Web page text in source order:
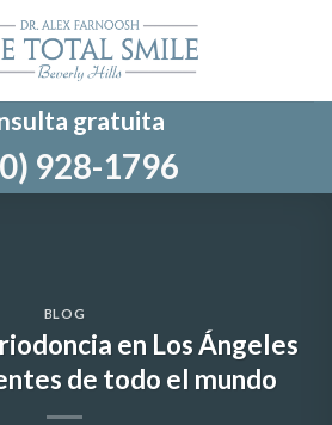
gratuita
928-1796
BLOG
en Los Ángeles
de todo el mundo